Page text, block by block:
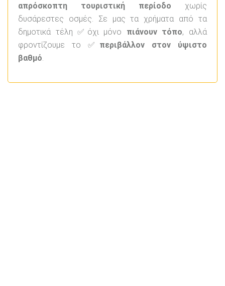
απρόσκοπτη τουριστική περίοδο χωρίς
δυσάρεστες οσμές. Σε μας τα χρήματα από τα
δημοτικά τέλη ✅όχι μόνο πιάνουν τόπο, αλλά
φροντίζουμε το ✅ περιβάλλον στον ύψιστο
βαθμό